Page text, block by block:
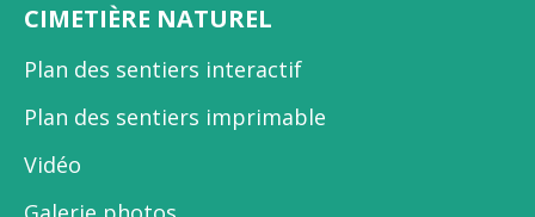
CIMETIÈRE NATUREL
Plan des sentiers interactif
Plan des sentiers imprimable
Vidéo